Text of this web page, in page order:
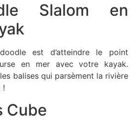
Slalom en
est d’atteindre le point
en mer avec votre kayak.
balises qui parsèment la rivière
!
Cube